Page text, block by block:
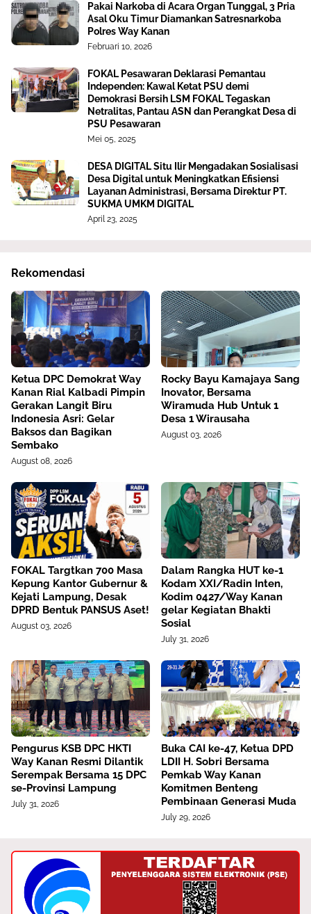
Pakai Narkoba di Acara Organ Tunggal, 3 Pria
Asal Oku Timur Diamankan Satresnarkoba
Polres Way Kanan
Februari 10, 2026
FOKAL Pesawaran Deklarasi Pemantau
Independen: Kawal Ketat PSU demi
Demokrasi Bersih LSM FOKAL Tegaskan
Netralitas, Pantau ASN dan Perangkat Desa di
PSU Pesawaran
Mei 05, 2025
DESA DIGITAL Situ Ilir Mengadakan Sosialisasi
Desa Digital untuk Meningkatkan Efisiensi
Layanan Administrasi, Bersama Direktur PT.
SUKMA UMKM DIGITAL
April 23, 2025
Rekomendasi
Ketua DPC Demokrat Way
Kanan Rial Kalbadi Pimpin
Gerakan Langit Biru
Indonesia Asri: Gelar
Baksos dan Bagikan
Sembako
August 08, 2026
Rocky Bayu Kamajaya Sang
Inovator, Bersama
Wiramuda Hub Untuk 1
Desa 1 Wirausaha
August 03, 2026
FOKAL Targtkan 700 Masa
Kepung Kantor Gubernur &
Kejati Lampung, Desak
DPRD Bentuk PANSUS Aset!
August 03, 2026
Dalam Rangka HUT ke-1
Kodam XXI/Radin Inten,
Kodim 0427/Way Kanan
gelar Kegiatan Bhakti
Sosial
July 31, 2026
Pengurus KSB DPC HKTI
Way Kanan Resmi Dilantik
Serempak Bersama 15 DPC
se-Provinsi Lampung
July 31, 2026
Buka CAI ke-47, Ketua DPD
LDII H. Sobri Bersama
Pemkab Way Kanan
Komitmen Benteng
Pembinaan Generasi Muda
July 29, 2026